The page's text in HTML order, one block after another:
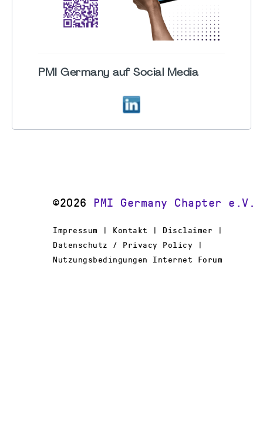
PMI Germany auf Social Media
©2026 PMI Germany Chapter e.V.
Impressum | Kontakt | Disclaimer |
Datenschutz / Privacy Policy |
Nutzungsbedingungen Internet Forum